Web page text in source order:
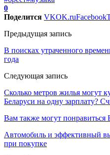
0
Поделится VKOK.ruFacebook
Предыдущая запись
В поисках утраченного
года
Следующая запись
Сколько метров жилья могут
Беларуси на одну зарплату?
Вам также могут понравиться
Автомобиль и эффективный
при покупке